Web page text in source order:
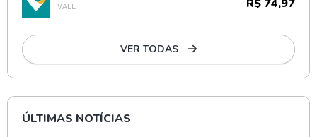
VALE R$ 74,97
VER TODAS
ÚLTIMAS NOTÍCIAS